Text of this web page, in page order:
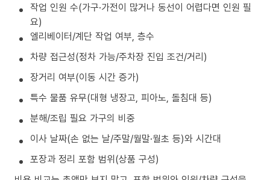
작업 인원 수(가구·가전이 많거나 동선이 어렵다면 인원 필
요)
엘리베이터/계단 작업 여부, 층수
차량 접근성(정차 가능/주차장 진입 조건/거리)
장거리 여부(이동 시간 증가)
특수 물품 유무(대형 냉장고, 피아노, 돌침대 등)
분해/조립 필요 가구의 비중
이사 날짜(손 없는 날/주말/월말·월초 등)와 시간대
포장과 정리 포함 범위(상품 구성)